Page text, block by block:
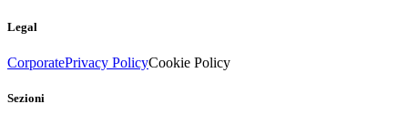
Legal
CorporatePrivacy PolicyCookie Policy
Sezioni